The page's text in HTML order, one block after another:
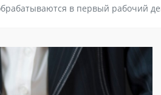
в первый рабочий